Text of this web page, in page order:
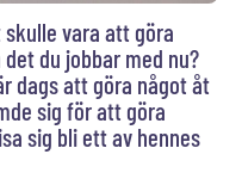
vara att göra
du jobbar med nu?
dags att göra något åt
sig för att göra
sig bli ett av hennes